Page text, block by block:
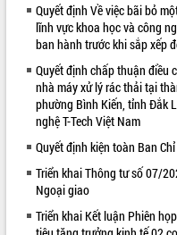
Khám bệnh, cấp phát thuốc miễn
và tặng quà người dân xã Cư Pui
Hội nghị UBND tỉnh Đắk Lắk thường
tháng 7/2026
Lễ truy tặng danh hiệu “Bà Mẹ Việt
Nam Anh hùng” và trao Huân
Lao động
UBND tỉnh Đắk Lắk triển khai nhiệm
vụ 6 tháng cuối năm 2026
Kỳ họp thứ Hai, Hội đồng nhân dân
tỉnh khóa XI quyết nghị nhiều nội
quan trọng
ALBUM ẢNH
Quyết định Về việc bãi bỏ
lĩnh vực khoa học và công
ban hành trước khi sắp xếp
Quyết định chấp thuận điều
nhà máy xử lý rác thải tại
phường Bình Kiến, tỉnh Đắk
nghệ T-Tech Việt Nam
Quyết định kiện toàn Ban
Triển khai Thông tư số 07/
Ngoại giao
Triển khai Kết luận Phiên